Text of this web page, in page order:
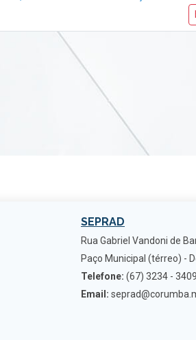
SEPRAD
Rua Gabriel Vandoni de
Paço Municipal (térreo) -
Telefone: (67) 3234 - 3409
Email: